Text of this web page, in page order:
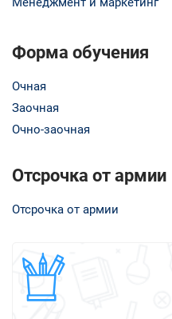
Форма обучения
Очная
Заочная
Очно-заочная
Отсрочка от армии
Отсрочка от армии